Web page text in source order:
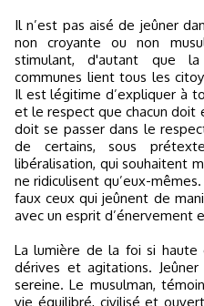
Il n’est pas aisé de jeûner
non croyante ou non
stimulant, d'autant que
communes lient tous les
Il est légitime d’expliquer à
et le respect que chacun doit
doit se passer dans le
de certains, sous
libéralisation, qui souhaitent
ne ridiculisent qu’eux-
faux ceux qui jeûnent de
avec un esprit d’énervement
La lumière de la foi si
dérives et agitations.
sereine. Le musulman,
vie équilibré, civilisé et